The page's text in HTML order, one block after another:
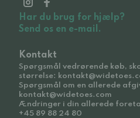
Har du brug for hjælp?
Send os en e-mail.
Kontakt
Spørgsmål vedrørende køb,
størrelse:
Spørgsmål om en allerede
kontakt@widetoes.com
Ændringer i din allerede
+45 89 88 24 80